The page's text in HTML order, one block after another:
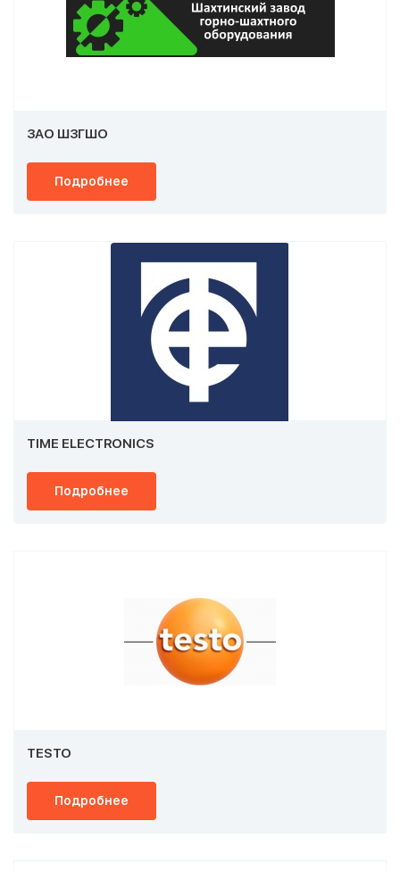
ЗАО ШЗГШО
Подробнее
TIME ELECTRONICS
Подробнее
TESTO
Подробнее